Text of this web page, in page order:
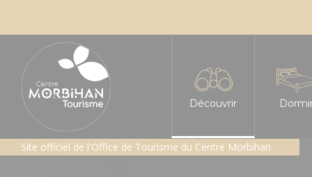
Découvrir
L'insoupçonné Centre
Tous
Site officiel de l'Office de Tourisme du Centre Morbihan